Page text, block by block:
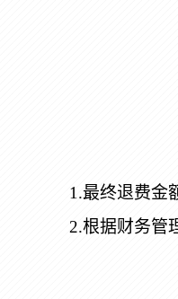
1.最终退费金
2.根据财务管